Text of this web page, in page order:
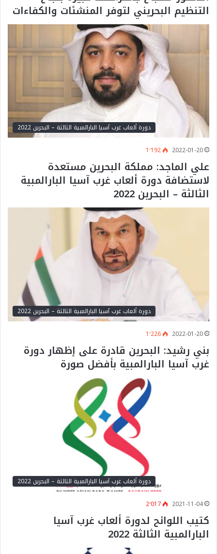
التنظيم البحريني لتوفر المنشئات والكفاءات
دورة ألعاب غرب آسيا البارالمبية الثالثة – البحرين 2022
2022-01-20 1٬192
علي الماجد: مملكة البحرين مستعدة
لاستضافة دورة ألعاب غرب آسيا البارالمبية
الثالثة – البحرين 2022
دورة ألعاب غرب آسيا البارالمبية الثالثة – البحرين 2022
2022-01-20 1٬226
بني رشيد: البحرين قادرة على إظهار دورة
غرب آسيا البارالمبية بأفضل صورة
دورة ألعاب غرب آسيا البارالمبية الثالثة – البحرين 2022
2021-11-04 2٬017
كتيب اللوائح لدورة ألعاب غرب آسيا
البارالمبية الثالثة 2022